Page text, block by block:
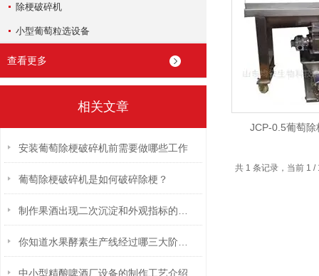
除梗破碎机
小型葡萄粒选设备
查看更多
相关文章
安装葡萄除梗破碎机前需要做哪些工作
葡萄除梗破碎机是如何破碎除梗？
中小型精酿啤酒厂设备的制作工艺介绍
JCP-0.5葡萄除
共 1 条记录，当前 1